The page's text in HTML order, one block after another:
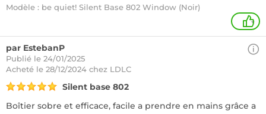
Modèle : be quiet! Silent Base 802 Window (Noir)
+
par EstebanP
Publié le 24/01/2025
Acheté le 28/12/2024 chez LDLC
Silent base 802
Boîtier sobre et efficace, facile a prendre en mains grâce a